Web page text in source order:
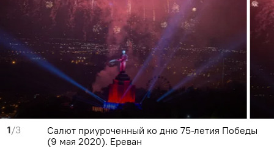
1/3
Салют приуроченный ко дню 75-летия Победы
(9 мая 2020). Еревaн